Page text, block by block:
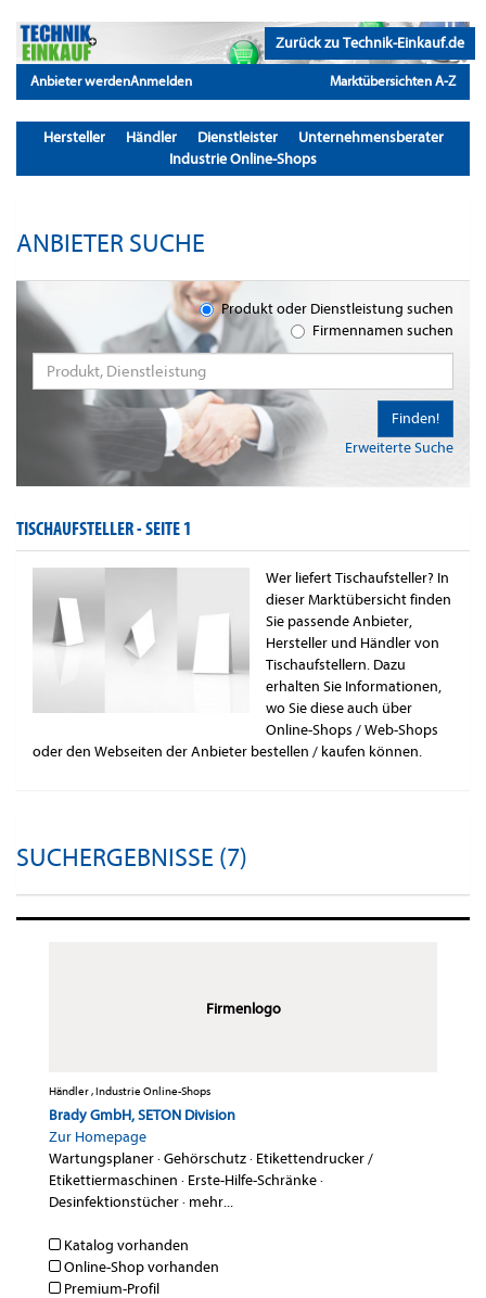
Zurück zu Technik-Einkauf.de
Anbieter werdenAnmelden Marktübersichten A-Z
Hersteller Händler Dienstleister
Unternehmensberater
Industrie Online-Shops
ANBIETER SUCHE
Produkt oder Dienstleistung suchen
Firmennamen suchen
Erweiterte Suche
Finden!
TISCHAUFSTELLER -SEITE 1
Wer liefert Tischaufsteller? In
dieser Marktübersicht finden
Sie passende Anbieter,
Hersteller und Händler von
Tischaufstellern. Dazu
erhalten Sie Informationen,
wo Sie diese auch über
Online-Shops / Web-Shops
oder den Webseiten der Anbieter bestellen / kaufen können.
SUCHERGEBNISSE (7)
Firmenlogo
Händler , Industrie Online-Shops
Brady GmbH, SETON Division
Zur Homepage
Wartungsplaner·Gehörschutz· Etikettendrucker /
Etikettiermaschinen · Erste-Hilfe-Schränke·
Desinfektionstücher· mehr...
Katalog vorhanden
Online-Shop vorhanden
Premium-Profil